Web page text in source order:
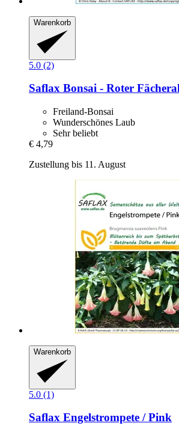
Warenkorb
5.0 (2)
Saflax Bonsai -​ Roter
Freiland-Bonsai
Wunderschönes Laub
Sehr beliebt
€ 4,79
Zustellung bis 11. August
Warenkorb
5.0 (1)
Saflax Engelstrompete / Pink